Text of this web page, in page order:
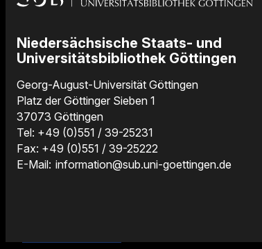
Webseite
http://www.mmg.mpg.de/library/
Discovery
Vormals MPI
Geschichte
Papendiek 14
Historisches
Gebäude (Lesesaal -
Zwischengeschoss)
37073 Göttingen
Zeitschriften
Der Bestand ist im
und in
enthalten
Niedersächsische Staats- und
Universitätsbibliothek Göttingen
Georg-August-Universität Göttingen
Platz der Göttinger Sieben 1
37073 Göttingen
Tel: +49 (0)551 / 39-25231
Fax: +49 (0)551 / 39-25222
E-Mail: information@sub.uni-goettingen.de